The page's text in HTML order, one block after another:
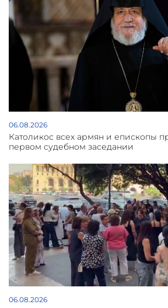
06.08.2026
Католикос всех армян и епископы
первом судебном заседании
06.08.2026